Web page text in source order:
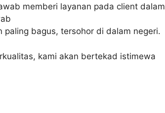
memberi layanan pada client dalam
bagus, tersohor di dalam negeri.
kami akan bertekad istimewa